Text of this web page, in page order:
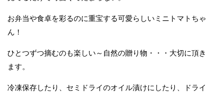
お弁当や食卓を彩るのに重宝する可愛らしいミニトマトちゃ
ん！
ひとつずつ摘むのも楽しい～自然の贈り物・・・大切に頂き
ます。
冷凍保存したり、セミドライのオイル漬けにしたり、ドライ